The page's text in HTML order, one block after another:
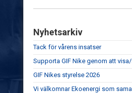
Nyhetsarkiv
Tack för vårens insatser
Supporta GIF Nike genom att
GIF Nikes styrelse 2026
Vi välkomnar Ekoenergi som